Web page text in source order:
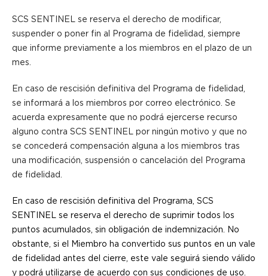
SCS SENTINEL se reserva el derecho de modificar,
suspender o poner fin al Programa de fidelidad, siempre
que informe previamente a los miembros en el plazo de un
mes.
En caso de rescisión definitiva del Programa de fidelidad,
se informará a los miembros por correo electrónico. Se
acuerda expresamente que no podrá ejercerse recurso
alguno contra SCS SENTINEL por ningún motivo y que no
se concederá compensación alguna a los miembros tras
una modificación, suspensión o cancelación del Programa
de fidelidad.
En caso de rescisión definitiva del Programa, SCS
SENTINEL se reserva el derecho de suprimir todos los
puntos acumulados, sin obligación de indemnización. No
obstante, si el Miembro ha convertido sus puntos en un vale
de fidelidad antes del cierre, este vale seguirá siendo válido
y podrá utilizarse de acuerdo con sus condiciones de uso.